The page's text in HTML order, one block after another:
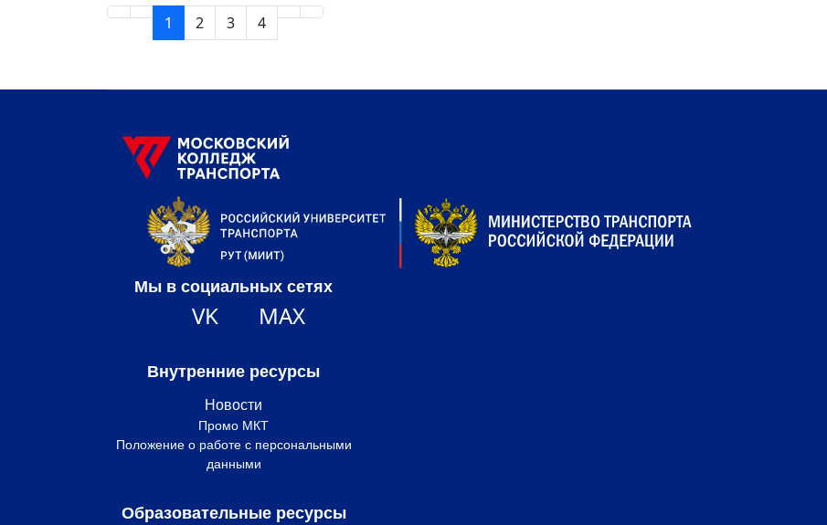
1 2 3 4
Мы в социальных сетях
VK MAX
Внутренние ресурсы
Новости
Промо МКТ
Положение о работе с персональными
данными
Образовательные ресурсы